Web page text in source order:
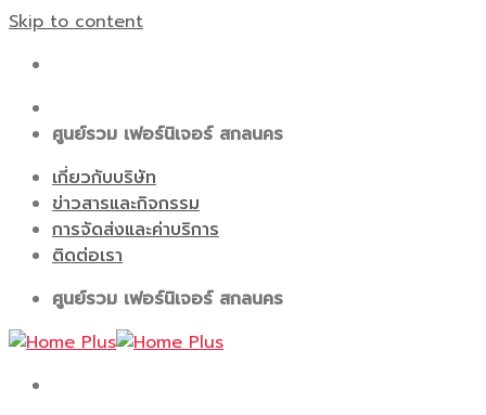
Skip to content
ศูนย์รวม เฟอร์นิเจอร์ สกลนคร
เกี่ยวกับบริษัท
ข่าวสารและกิจกรรม
การจัดส่งและค่าบริการ
ติดต่อเรา
ศูนย์รวม เฟอร์นิเจอร์ สกลนคร